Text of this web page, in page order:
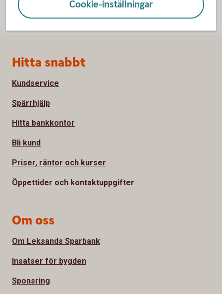
Cookie-inställningar
Sidfot
Hitta snabbt
Kundservice
Spärrhjälp
Hitta bankkontor
Bli kund
Priser, räntor och kurser
Öppettider och kontaktuppgifter
Om oss
Om Leksands Sparbank
Insatser för bygden
Sponsring